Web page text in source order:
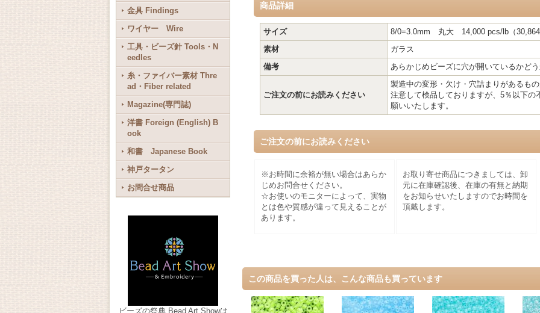
金具 Findings
ワイヤー Wire
工具・ビーズ針 Tools・N
eedles
糸・ファイバー素材 Thre
ad・Fiber related
Magazine(専門誌)
洋書 Foreign (English) B
ook
和書 Japanese Book
神戸タータン
お問合せ商品
ビーズの祭典 Bead Art Showは
商品詳細
サイズ
8/0=3.0mm 丸大 14,000 pcs/lb（
素材
ガラス
備考
あらかじめビーズに穴が開いているかど
ご注文の前にお読みください
製造中の変形・欠け・穴詰まりがあるも
注意して検品しておりますが、5％以下
願いいたします。
ご注文の前にお読みください
※お時間に余裕が無い場合はあらか
じめお問合せください。
☆お使いのモニターによって、実物
とは色や質感が違って見えることが
あります。
お取り寄せ商品につきましては、卸
元に在庫確認後、在庫の有無と納期
をお知らせいたしますのでお時間を
頂戴します。
この商品を買った人は、こんな商品も買っています